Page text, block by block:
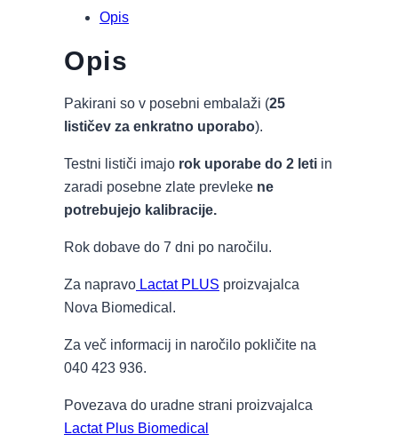
Opis
Opis
Pakirani so v posebni embalaži (25
lističev za enkratno uporabo).
Testni lističi imajo rok uporabe do 2 leti in
zaradi posebne zlate prevleke ne
potrebujejo kalibracije.
Rok dobave do 7 dni po naročilu.
Za napravo Lactat PLUS proizvajalca
Nova Biomedical.
Za več informacij in naročilo pokličite na
040 423 936.
Povezava do uradne strani proizvajalca
Lactat Plus Biomedical